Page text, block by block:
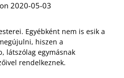
2020-05-03
Egyébként nem is esik a
hiszen a
látszólag egymásnak
rendelkeznek.